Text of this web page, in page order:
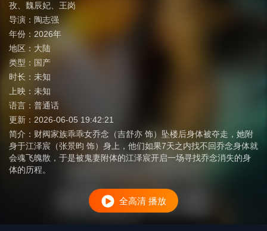
孜
魏辰妃
王岗
导演： 陶志强
年份： 2026年
地区： 大陆
类型： 国产
时长： 未知
上映： 未知
语言： 普通话
更新： 2026-06-05 19:42:21
简介： 财阀家族乖乖女乔念（吉舒亦 饰）坠楼后身体被夺走，她附
身于江泽宸（张景昀 饰）身上，他们如果7天之内找不回乔念身体就
会魂飞魄散，于是被鬼妻附体的江泽宸开启一场寻找乔念消失的身
体的历程。
全高清 播放